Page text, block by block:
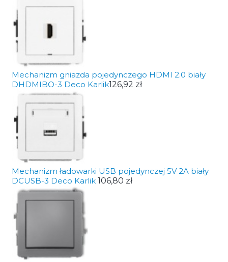
Mechanizm gniazda pojedynczego HDMI 2.0 biały
DHDMIBO-3 Deco Karlik126,92 zł
Mechanizm ładowarki USB pojedynczej 5V 2A biały
DCUSB-3 Deco Karlik 106,80 zł